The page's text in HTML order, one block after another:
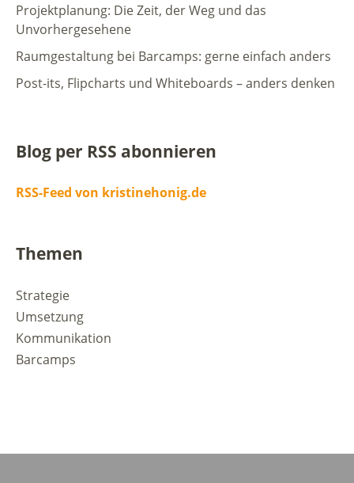
Projektplanung: Die Zeit, der Weg und das
Unvorhergesehene
Raumgestaltung bei Barcamps: gerne einfach anders
Post-its, Flipcharts und Whiteboards – anders denken
Blog per RSS abonnieren
RSS-Feed von kristinehonig.de
Themen
Strategie
Umsetzung
Kommunikation
Barcamps